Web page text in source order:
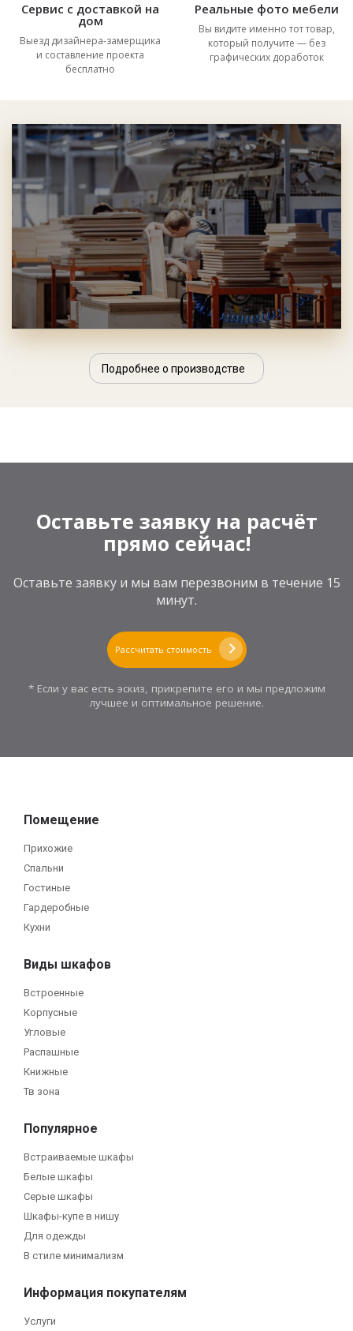
Сервис с доставкой на
дом
Выезд дизайнера-замерщика
и составление проекта
бесплатно
Реальные фото мебели
Вы видите именно тот товар,
который получите — без
графических доработок
Подробнее о производстве
Оставьте заявку на расчёт
прямо сейчас!
Оставьте заявку и мы вам перезвоним в течение 15
минут.
Рассчитать стоимость
* Если у вас есть эскиз, прикрепите его и мы предложим
лучшее и оптимальное решение.
Помещение
Прихожие
Спальни
Гостиные
Гардеробные
Кухни
Виды шкафов
Встроенные
Корпусные
Угловые
Распашные
Книжные
Тв зона
Популярное
Встраиваемые шкафы
Белые шкафы
Серые шкафы
Шкафы-купе в нишу
Для одежды
В стиле минимализм
Информация покупателям
Услуги